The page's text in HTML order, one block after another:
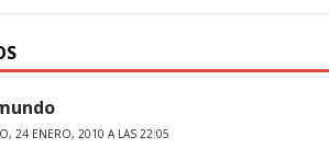
24 ENERO, 2010 A LAS 22:05